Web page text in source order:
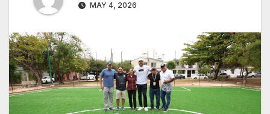
MAY 4, 2026